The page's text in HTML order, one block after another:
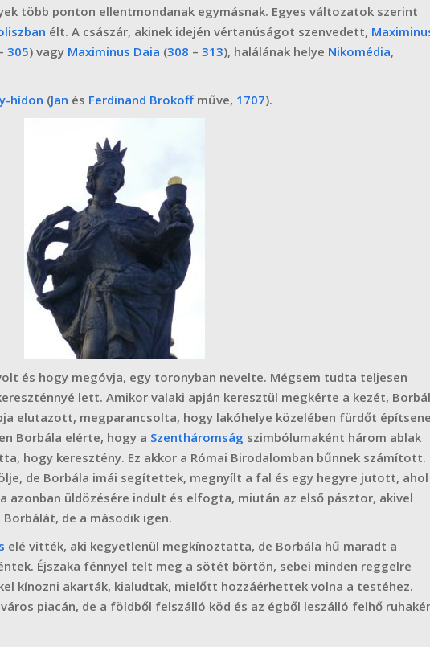
több ponton ellentmondanak egymásnak. Egyes változatok szerint
élt. A császár, akinek idején vértanúságot szenvedett,
305) vagy Maximinus Daia (308 – 313), halálának helye Nikomédia,
hídon (Jan és Ferdinand Brokoffműve, 1707).
és hogy megóvja, egy toronyban nevelte. Mégsem tudta teljesen
lett. Amikor valaki apján keresztül megkérte a kezét,
elutazott, megparancsolta, hogy lakóhelye közelében fürdőt
Borbála elérte, hogy a Szentháromság szimbólumaként három ablak
hogy keresztény. Ez akkor a Római Birodalomban bűnnek számított.
de Borbála imái segítettek, megnyílt a fal és egy hegyre jutott, ahol
üldözésére indult és elfogta, miután az első pásztor, akivel
de a második igen.
elé vitték, aki kegyetlenül megkínoztatta, de Borbála hű maradt a
Éjszaka fénnyel telt meg a sötét börtön, sebei minden reggelre
kínozni akarták, kialudtak, mielőtt hozzáérhettek volna a testéhez.
piacán, de a földből felszálló köd és az égből leszálló felhő